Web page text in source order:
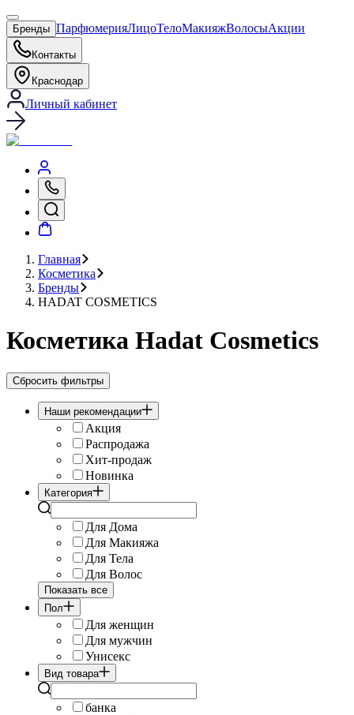
Бренды ПарфюмерияЛицоТелоМакияжВолосыАкции
Контакты
Краснодар
Личный кабинет
Главная
Косметика
Бренды
HADAT COSMETICS
Косметика Hadat Cosmetics
Сбросить фильтры
Наши рекомендации
Акция
Распродажа
Хит-продаж
Новинка
Категория
Для Дома
Для Макияжа
Для Тела
Для Волос
Показать все
Пол
Для женщин
Для мужчин
Унисекс
Вид товара
банка